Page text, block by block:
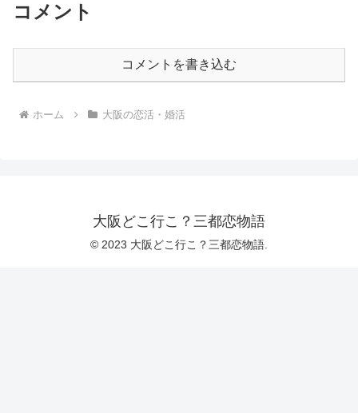
コメント
コメントを書き込む
ホーム 大阪の恋活・婚活
大阪どこ行こ？三都恋物語
© 2023 大阪どこ行こ？三都恋物語.